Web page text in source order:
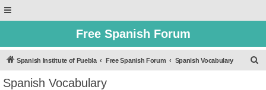
Free Spanish Forum
Spanish Institute of Puebla Free Spanish Forum Spanish Vocabulary
Spanish Vocabulary